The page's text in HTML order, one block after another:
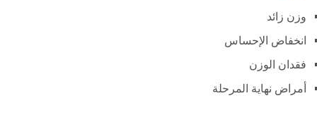
وزن زائد
انخفاض الإحساس
فقدان الوزن
أمراض نهاية المرحلة